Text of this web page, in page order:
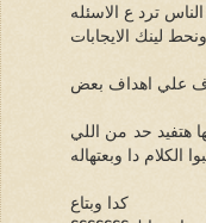
ترد ع الاسئله
ونحط لينك الايجابات
علي اهداف بعض
هتفيد حد من اللي
الكلام دا وبعتهاله
كدا وبتاع